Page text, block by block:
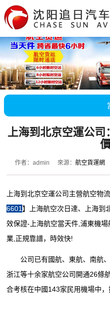
上海到北京空運公
作者：admin 來源： 航空貨運網
上海到北京空運公司主營航空物
6601】上海航空次日達、上海到
效保證-上海航空當天件,浦東機
業,正規靠譜，時效快!
公司已有國航、東航、南航、
浙江等十余家航空公司開通26條
合考核在中國143家民用機場中，